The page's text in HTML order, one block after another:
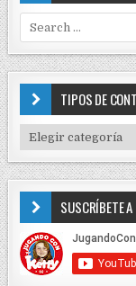
e
a
r
f
r
:
TIPOS DE
I
P
D
E
C
O
SUSCRÍBETE